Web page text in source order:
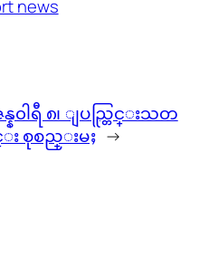
news
န၀ါရီ ၈၊ ျပည္တြင္းသတ
း စုစည္းမႈ →